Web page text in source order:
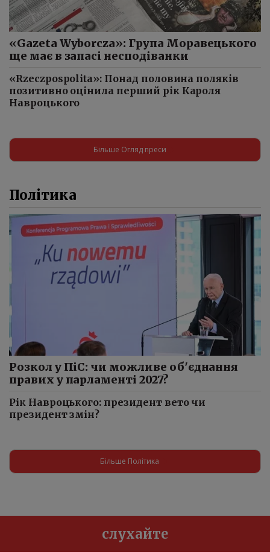
«Gazeta Wyborcza»: Група Моравецького
ще має в запасі несподіванки
«Rzeczpospolita»: Понад половина поляків
позитивно оцінила перший рік Кароля
Навроцького
Більше Огляд преси
Політика
Розкол у ПіС: чи можливе об'єднання
правих у парламенті 2027?
Рік Навроцького: президент вето чи
президент змін?
Більше Політика
слухайте